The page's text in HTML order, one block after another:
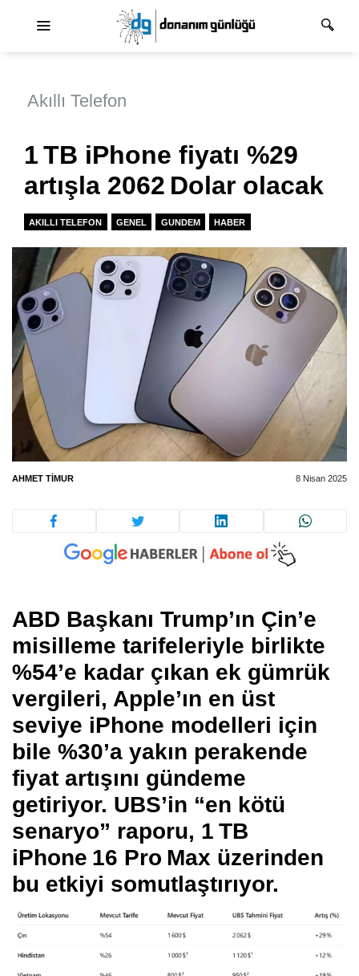
Akıllı Telefon
1 TB iPhone fiyatı %29
artışla 2062 Dolar olacak
AKILLI TELEFON GENEL GUNDEM HABER
AHMET TIMUR 8 Nisan 2025
ABD Başkanı Trump’ın Çin’e
misilleme tarifeleriyle birlikte
%54’e kadar çıkan ek gümrük
vergileri, Apple’ın en üst
seviye iPhone modelleri için
bile %30’a yakın perakende
fiyat artışını gündeme
getiriyor. UBS’in “en kötü
senaryo” raporu, 1 TB
iPhone 16 Pro Max üzerinden
bu etkiyi somutlaştırıyor.